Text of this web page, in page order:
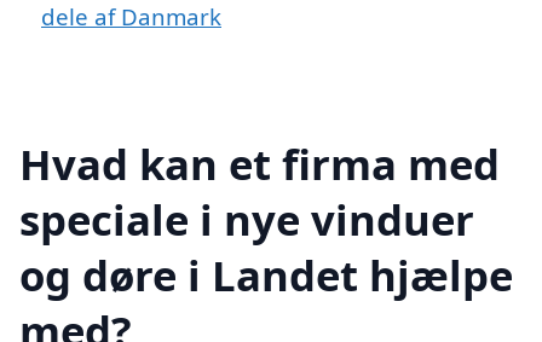
dele af Danmark
Hvad kan et firma med
speciale i nye vinduer
og døre i Landet hjælpe
med?